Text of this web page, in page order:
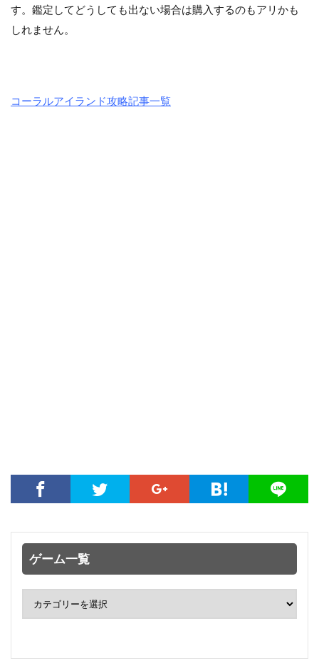
す。鑑定してどうしても出ない場合は購入するのもアリかも
しれません。
コーラルアイランド攻略記事一覧
ゲーム一覧